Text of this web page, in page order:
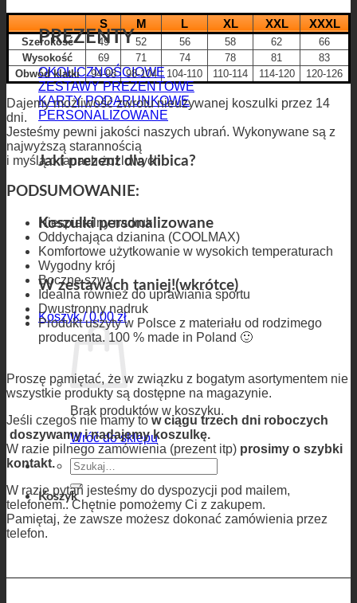
PREZENTY
OKOLICZNOŚCIOWE
ZESTAWY PREZENTOWE
KARTY PODARUNKOWE
PERSONALIZOWANE
Jaki prezent dla kibica?
Koszulki personalizowane
W zestawach taniej!(wkrótce)
Koszyk /0,00zł
Brak produktów w koszyku.
Wróć do sklepu
Szukaj:
Koszyk
S M L XL XXL XXXL
Szerokość 49 52 56 58 62
66
Wysokość
69 71 74 78 81
83
Obwód klatki
94-98 98-104 104-110 110-114 114-120 120-126
Dajemy możliwość zwrotu nieużywanej koszulki przez 14
dni.
Jesteśmy pewni jakości naszych ubrań. Wykonywane są z
najwyższą starannością
i myślą o fanach żużlowych.
PODSUMOWANIE:
Niespieralny nadruk
Oddychająca dzianina (COOLMAX)
Komfortowe użytkowanie w wysokich temperaturach
Wygodny krój
Boczne szwy
Idealna również do uprawiania sportu
Dwustronny nadruk
Produkt uszyty w Polsce z materiału od rodzimego
producenta. 100 % made in Poland 🙂
Proszę pamiętać, że w związku z bogatym asortymentem nie
wszystkie produkty są dostępne na magazynie.
Jeśli czegoś nie mamy to w ciągu trzech dni roboczych
doszywamy i nadajemy koszulkę.
W razie pilnego zamówienia (prezent itp) prosimy o szybki
kontakt.
W razie pytań jesteśmy do dyspozycji pod mailem,
telefonem.. Chętnie pomożemy Ci z zakupem.
Pamiętaj, że zawsze możesz dokonać zamówienia przez
telefon.